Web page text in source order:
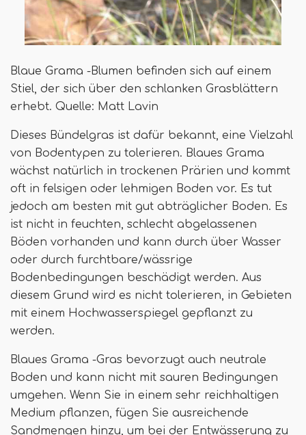
Blaue Grama -Blumen befinden sich auf einem
Stiel, der sich über den schlanken Grasblättern
erhebt. Quelle: Matt Lavin
Dieses Bündelgras ist dafür bekannt, eine Vielzahl
von Bodentypen zu tolerieren. Blaues Grama
wächst natürlich in trockenen Prärien und kommt
oft in felsigen oder lehmigen Boden vor. Es tut
jedoch am besten mit gut abträglicher Boden. Es
ist nicht in feuchten, schlecht abgelassenen
Böden vorhanden und kann durch über Wasser
oder durch furchtbare/wässrige
Bodenbedingungen beschädigt werden. Aus
diesem Grund wird es nicht tolerieren, in Gebieten
mit einem Hochwasserspiegel gepflanzt zu
werden.
Blaues Grama -Gras bevorzugt auch neutrale
Boden und kann nicht mit sauren Bedingungen
umgehen. Wenn Sie in einem sehr reichhaltigen
Medium pflanzen, fügen Sie ausreichende
Sandmengen hinzu, um bei der Entwässerung zu